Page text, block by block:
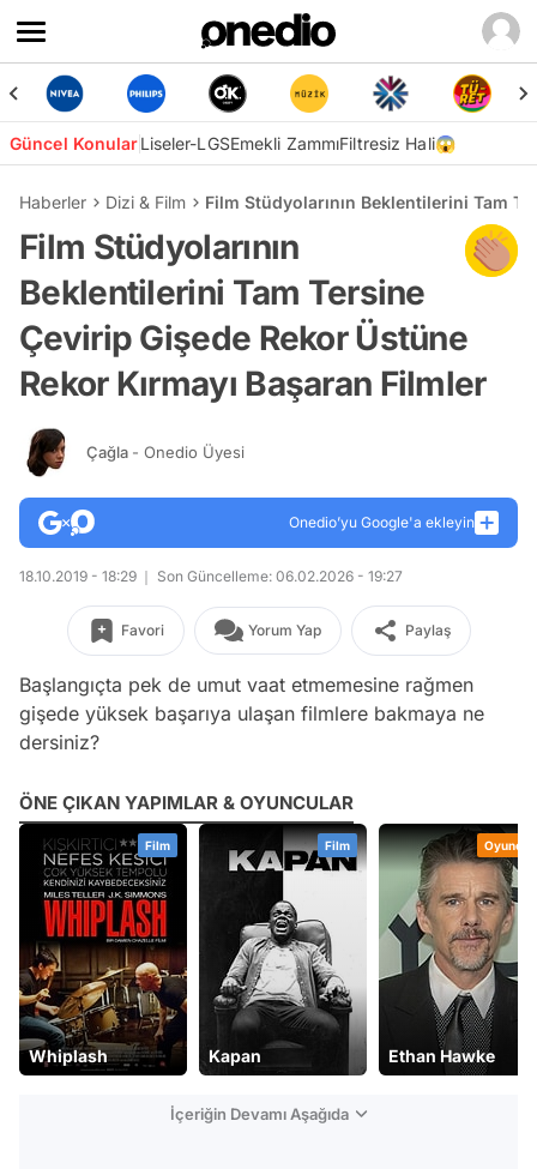
Güncel KonularLiseler-LGSEmekli ZammıFiltresiz Hali😱
Haberler Dizi & Film Film Stüdyolarının Beklentilerini Tam
Film Stüdyolarının
Beklentilerini Tam Tersine
Çevirip Gişede Rekor Üstüne
Rekor Kırmayı Başaran Filmler
Çağla - Onedio Üyesi
Onedio’yu Google'a ekleyin
18.10.2019 - 18:29 Son Güncelleme: 06.02.2026 - 19:27
Favori Yorum Yap Paylaş
Başlangıçta pek de umut vaat etmemesine rağmen
gişede yüksek başarıya ulaşan filmlere bakmaya ne
dersiniz?
ÖNE ÇIKAN YAPIMLAR & OYUNCULAR
Film
Whiplash
Film
Kapan
Oyuncu
Ethan Hawke
İçeriğin Devamı Aşağıda